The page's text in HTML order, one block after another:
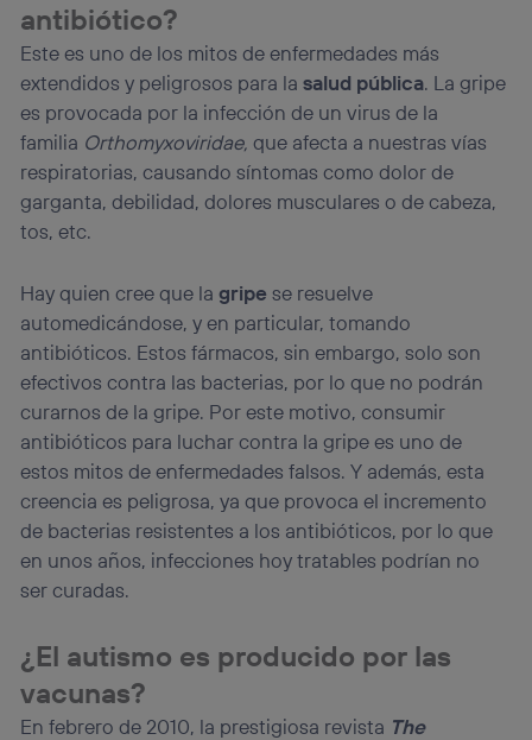
antibiótico?
Este es uno de los mitos de enfermedades más
extendidos y peligrosos para lasalud pública. La gripe
es provocada por la infección de un virus de la
familia Orthomyxoviridae,que afecta a nuestras vías
respiratorias, causando síntomas como dolor de
garganta, debilidad, dolores musculares o de cabeza,
tos, etc.
Hay quien cree que lagripe se resuelve
automedicándose, y en particular, tomando
antibióticos. Estos fármacos, sin embargo, solo son
efectivos contra las bacterias, por lo que no podrán
curarnos de la gripe. Por este motivo, consumir
antibióticos para luchar contra la gripe es uno de
estos mitos de enfermedades falsos. Y además, esta
creencia es peligrosa, ya que provoca el incremento
de bacterias resistentes a los antibióticos, por lo que
en unos años, infecciones hoy tratables podrían no
ser curadas.
¿El autismo es producido por las
vacunas?
En febrero de 2010, la prestigiosa revista The
Si utilizasdatos móviles
personalizado, ya que se basará únicamente en la
navegación del usuario del móvil.
Puedes gestionar los consentimientos Utiq seleccionando
“Administrar Utiq” en la parte inferior de esta página web o
visitando el portal de privacidad de Utiq
(“consenthub”). Para más información, consulta
la
política de privacidad de Utiq